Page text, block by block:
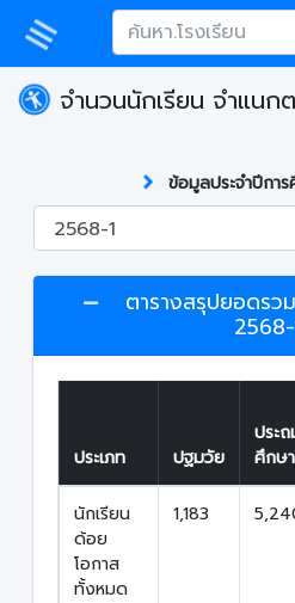
จำนวนนักเรียน จำแนก
ข้อมูลประจำปีกา
ตารางสรุปยอดรว
2568-
ประเภท ปฐมวัย
ประ
ศึกษา
นักเรียน
ด้อย
โอกาส
ทั้งหมด
1,183